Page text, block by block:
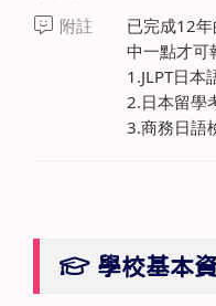
附註
已完成12
中一點才可
1.JLPT日
2.日本留學
3.商務日語
學校基本